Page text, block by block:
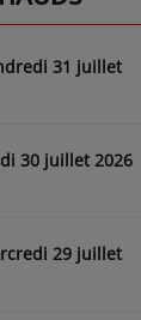
31 juillet
30 juillet 2026
29 juillet